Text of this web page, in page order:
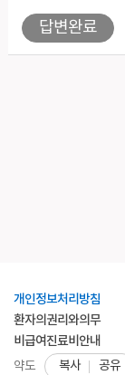
답변완료
개인정보처리방침
환자의권리와의무
비급여진료비안내
약도 복사 공유